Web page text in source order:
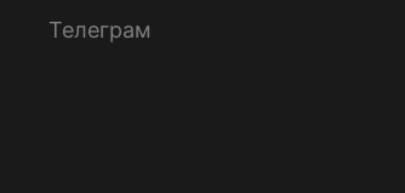
Телеграм